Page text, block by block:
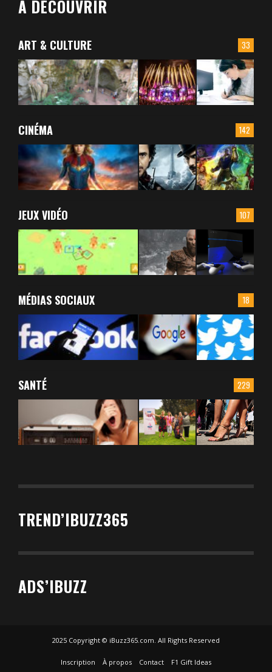
À DÉCOUVRIR
33
ART & CULTURE
142
CINÉMA
107
JEUX VIDÉO
18
MÉDIAS SOCIAUX
229
SANTÉ
TREND’IBUZZ365
ADS’IBUZZ
2025 Copyright © iBuzz365.com. All Rights Reserved
Inscription À propos Contact F1 Gift Ideas